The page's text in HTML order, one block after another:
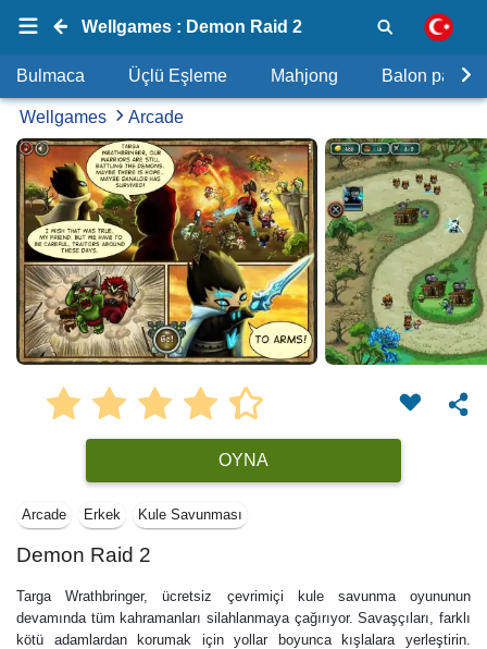
Wellgames : Demon Raid 2
Bulmaca Üçlü Eşleme Mahjong Balon
Wellgames Arcade
OYNA
Arcade Erkek Kule Savunması
Demon Raid 2
Targa Wrathbringer, ücretsiz çevrimiçi kule savunma oyununun
devamında tüm kahramanları silahlanmaya çağırıyor. Savaşçıları, farklı
kötü adamlardan korumak için yollar boyunca kışlalara yerleştirin.